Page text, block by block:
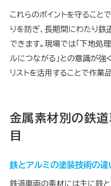
これらのポイントを守ること
りを防ぎ、長期間にわたり
できます。現場では「下地処
ルにつながる」との意識が強
リストを活用することで作業
金属素材別の鉄
目
鉄とアルミの塗装技術の違
鉄道車両の素材には主に鉄